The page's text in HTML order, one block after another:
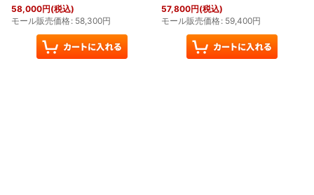
58,000円(税込)
モール販売価格: 58,300円
57,800円(税込)
モール販売価格: 59,400円